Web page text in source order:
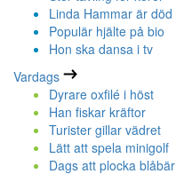
Linda Hammar är död
Populär hjälte på bio
Hon ska dansa i tv
Vardags
Dyrare oxfilé i höst
Han fiskar kräftor
Turister gillar vädret
Lätt att spela minigolf
Dags att plocka blåbär